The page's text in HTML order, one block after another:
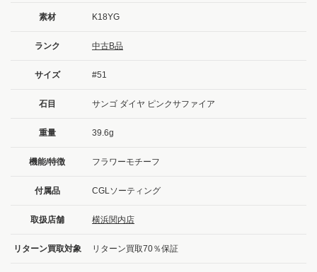
素材 K18YG
ランク 中古B品
サイズ #51
石目 サンゴ ダイヤ ピンクサファイア
重量 39.6g
機能/特徴 フラワーモチーフ
付属品 CGLソーティング
取扱店舗 横浜関内店
リターン買取対象 リターン買取70％保証